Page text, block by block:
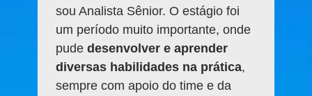
sou Analista Sênior. O estágio foi
um período muito importante, onde
pude desenvolver e aprender
diversas habilidades na prática,
sempre com apoio do time e da